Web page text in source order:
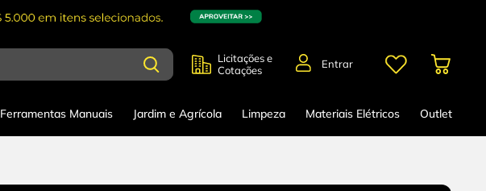
Licitações e
Cotações
Entrar
Ferramentas Manuais Jardim e Agrícola Limpeza Materiais Elétricos Outlet